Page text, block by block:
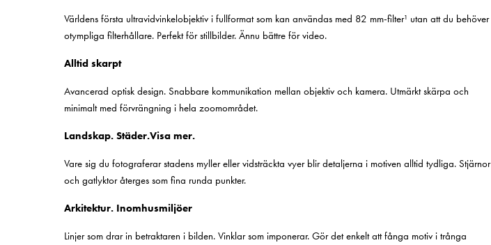
Världens första ultravidvinkelobjektiv i fullformat som kan användas med 82 mm-filter¹ utan att du behöver
otympliga filterhållare. Perfekt för stillbilder. Ännu bättre för video.
Alltid skarpt
Avancerad optisk design. Snabbare kommunikation mellan objektiv och kamera. Utmärkt skärpa och
minimalt med förvrängning i hela zoomområdet.
Landskap. Städer.Visa mer.
Vare sig du fotograferar stadens myller eller vidsträckta vyer blir detaljerna i motiven alltid tydliga. Stjärnor
och gatlyktor återges som fina runda punkter.
Arkitektur. Inomhusmiljöer
Linjer som drar in betraktaren i bilden. Vinklar som imponerar. Gör det enkelt att fånga motiv i trånga